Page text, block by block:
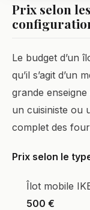
Prix selon
Le budget d’un
qu’il s’agit d’un
grande
un cuisiniste ou
complet des
Prix selon le
Îlot mobile
500 €